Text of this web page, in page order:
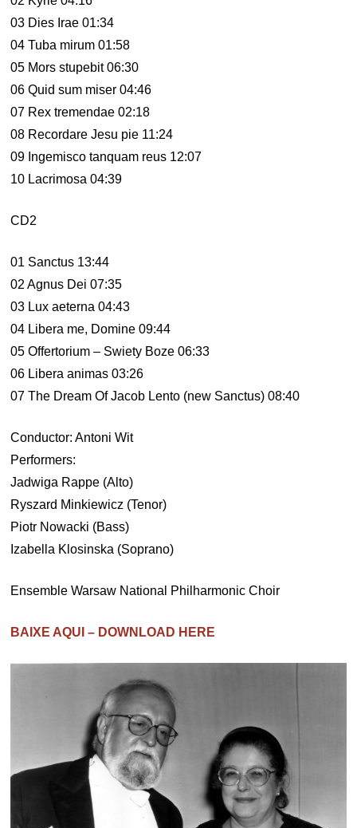
03 Dies Irae 01:34
04 Tuba mirum 01:58
05 Mors stupebit 06:30
06 Quid sum miser 04:46
07 Rex tremendae 02:18
08 Recordare Jesu pie 11:24
09 Ingemisco tanquam reus 12:07
10 Lacrimosa 04:39
CD2
01 Sanctus 13:44
02 Agnus Dei 07:35
03 Lux aeterna 04:43
04 Libera me, Domine 09:44
05 Offertorium – Swiety Boze 06:33
06 Libera animas 03:26
07 The Dream Of Jacob Lento (new Sanctus) 08:40
Conductor: Antoni Wit
Performers:
Jadwiga Rappe (Alto)
Ryszard Minkiewicz (Tenor)
Piotr Nowacki (Bass)
Izabella Klosinska (Soprano)
Ensemble Warsaw National Philharmonic Choir
BAIXE AQUI – DOWNLOAD HERE